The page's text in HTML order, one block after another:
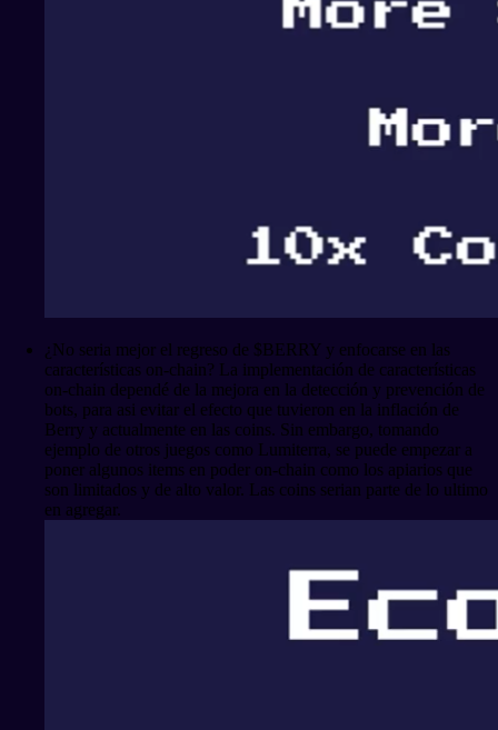
¿No seria mejor el regreso de $BERRY y enfocarse en las
características on-chain? La implementación de características
on-chain dependé de la mejora en la detección y prevención de
bots, para asi evitar el efecto que tuvieron en la inflación de
Berry y actualmente en las coins. Sin embargo, tomando
ejemplo de otros juegos como Lumiterra, se puede empezar a
poner algunos items en poder on-chain como los apiarios que
son limitados y de alto valor. Las coins serian parte de lo ultimo
en agregar.